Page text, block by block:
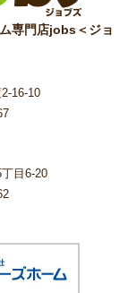
専門店jobs＜ジョ
16-10
目6-20